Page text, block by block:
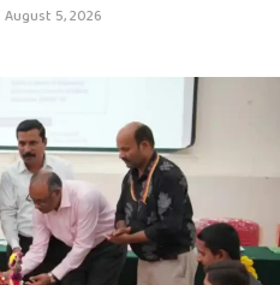
August 5, 2026